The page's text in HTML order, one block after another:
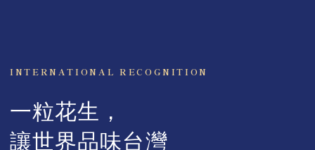
INTERNATIONAL RECOGNITION
一粒花生，
讓世界品味台灣